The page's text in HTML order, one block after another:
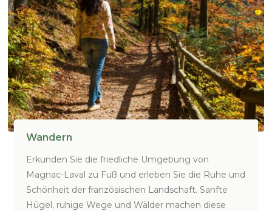
Wandern
Erkunden Sie die friedliche Umgebung von
Magnac-Laval zu Fuß und erleben Sie die Ruhe und
Schönheit der französischen Landschaft. Sanfte
Hügel, ruhige Wege und Wälder machen diese